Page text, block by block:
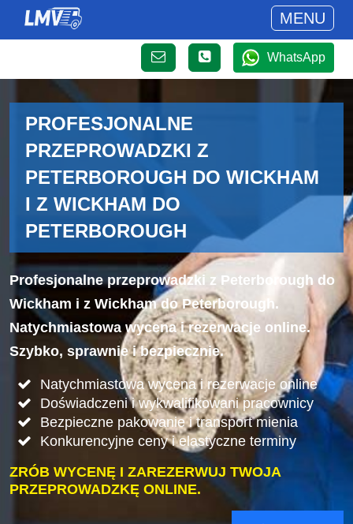
MENU
WhatsApp
PROFESJONALNE
PRZEPROWADZKI Z
PETERBOROUGH DO WICKHAM
I Z WICKHAM DO
PETERBOROUGH
Profesjonalne przeprowadzki z Peterborough do
Wickham i z Wickham do Peterborough.
Natychmiastowa wycena i rezerwacje online.
Szybko, sprawnie i bezpiecznie.
Natychmiastowa wycena i rezerwacje online
Doświadczeni i wykwalifikowani pracownicy
Bezpieczne pakowanie i transport mienia
Konkurencyjne ceny i elastyczne terminy
ZRÓB WYCENĘ I ZAREZERWUJ TWOJA
PRZEPROWADZKĘ ONLINE.